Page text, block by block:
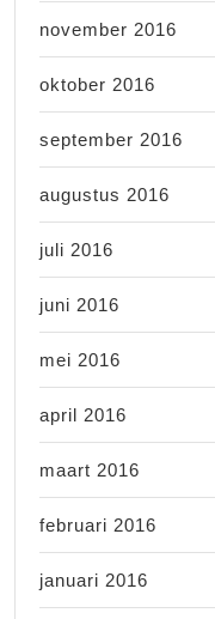
november 2016
oktober 2016
september 2016
augustus 2016
juli 2016
juni 2016
mei 2016
april 2016
maart 2016
februari 2016
januari 2016